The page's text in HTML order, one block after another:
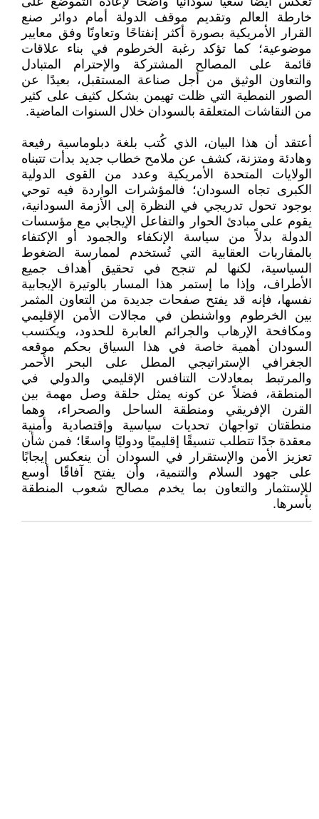
خارطة العالم وتقديم موقف الدولة أمام دوائر صنع
القرار الأمريكية بصورة أكثر إنفتاحًا وتعاونًا وفق معايير
موضوعية؛ كما تؤكد رغبة الخرطوم في بناء علاقات
قائمة على المصالح المشتركة والإحترام المتبادل
والتعاون الوثيق من أجل صناعة المستقبل، بعيدًا عن
الصور النمطية التي ظلت تهيمن بشكل كثيف على كثير
من النقاشات المتعلقة بالسودان خلال السنوات الماضية.
أعتقد أن هذا البيان، الذي كُتب بلغة دبلوماسية رفيعة
وهادئة ومتزنة، كشف عن ملامح خطاب جديد بدأت تتبناه
الولايات المتحدة الأمريكية وعدد من القوى الدولية
الكبرى تجاه السودان؛ فالمؤشرات الواردة فيه توحي
بوجود تحول تدريجي في النظرة إلى الأزمة السودانية،
يقوم على مبادئ الحوار والتفاعل الإيجابي مع مؤسسات
الدولة بدلاً من سياسة الإنكفاء والجمود أو الإكتفاء
بالمقاربات العقابية التي تُستخدم لممارسة الضغوط
السياسية، لكنها لم تنجح في تحقيق أهداف جميع
الأطراف، وإذا ما إستمر هذا المسار بالوتيرة الإيجابية
نفسها، فإنه قد يفتح صفحات جديدة من التعاون المثمر
بين الخرطوم وواشنطن في مجالات الأمن الإقليمي
ومكافحة الإرهاب والجرائم العابرة للحدود، ويكتسب
السودان أهمية خاصة في هذا السياق بحكم موقعه
الجغرافي الإستراتيجي المطل على البحر الأحمر
والمرتبط بمعادلات التنافس الإقليمي والدولي في
المنطقة، فضلاً عن كونه يمثل حلقة وصل مهمة بين
القرن الإفريقي ومنطقة الساحل والصحراء، وهما
منطقتان تواجهان تحديات سياسية وإقتصادية وأمنية
معقدة جدًا تتطلب تنسيقًا إقليميًا ودوليًا واسعًا؛ فمن شأن
تعزيز الأمن والإستقرار في السودان أن ينعكس إيجابًا
على جهود السلام والتنمية، وأن يفتح آفاقًا أوسع
للإستثمار والتعاون بما يخدم مصالح شعوب المنطقة
بأسرها.